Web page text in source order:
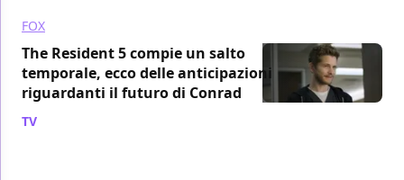
FOX
The Resident 5 compie un salto
temporale, ecco delle anticipazioni
riguardanti il futuro di Conrad
TV